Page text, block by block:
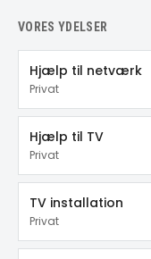
VORES YDELSER
Hjælp til netværk
Privat
Hjælp til TV
Privat
TV installation
Privat